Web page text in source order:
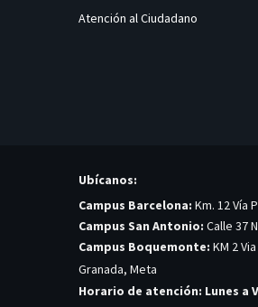
Atención al Ciudadano
Ubícanos:
Campus Barcelona: Km. 12 Vía
Campus San Antonio: Calle 37
Campus Boquemonte: KM 2
Granada, Meta
Horario de atención: Lunes a